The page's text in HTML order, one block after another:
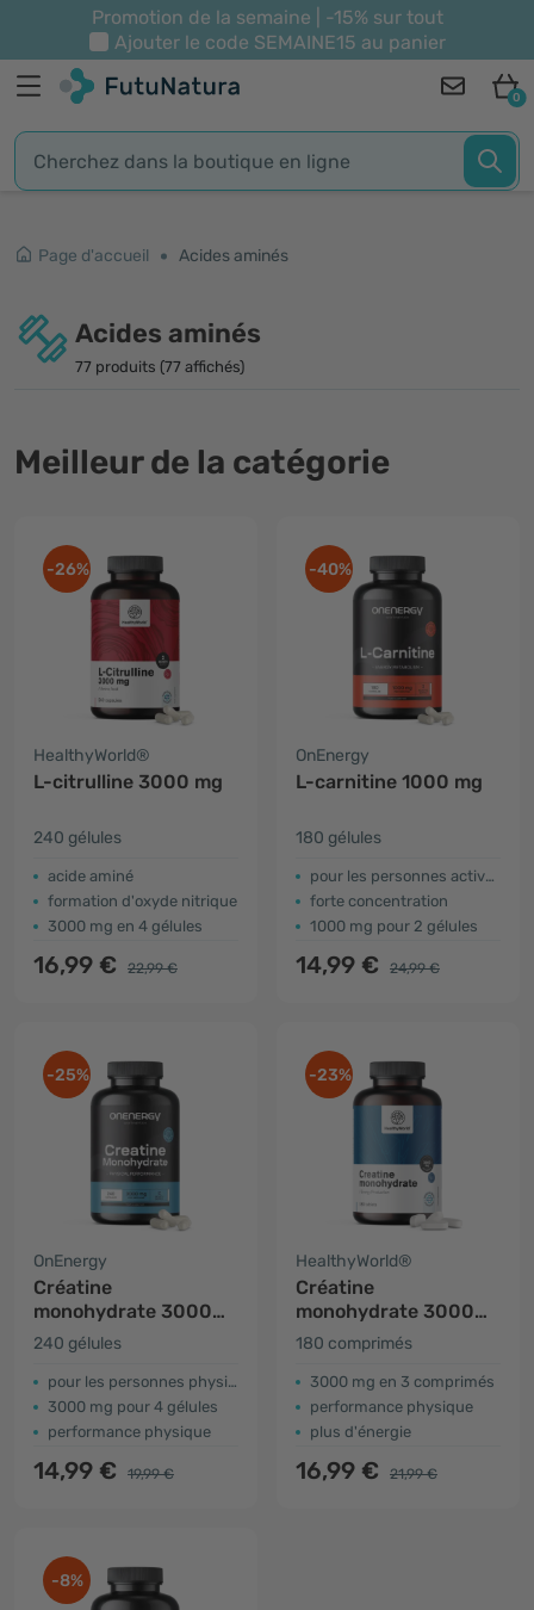
Promotion de la semaine | -15% sur tout
Ajouter le code SEMAINE15 au panier
0
Page d'accueil Acides aminés
Acides aminés
77 produits (77 affichés)
Meilleur de la catégorie
-26%
HealthyWorld®
L-citrulline 3000 mg
240 gélules
acide aminé
formation d'oxyde nitrique
3000 mg en 4 gélules
16,99 € 22,99 €
-40%
OnEnergy
L-carnitine 1000 mg
180 gélules
pour les personnes actives
forte concentration
1000 mg pour 2 gélules
14,99 € 24,99 €
-25%
OnEnergy
Créatine
monohydrate 3000
mg
240 gélules
pour les personnes physiquement actives
3000 mg pour 4 gélules
performance physique
14,99 € 19,99 €
-23%
HealthyWorld®
Créatine
monohydrate 3000
mg
180 comprimés
3000 mg en 3 comprimés
performance physique
plus d'énergie
16,99 € 21,99 €
-8%